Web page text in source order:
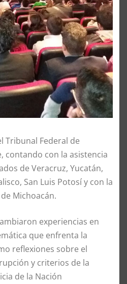
Tribunal Federal de
contando con la asistencia
de Veracruz, Yucatán,
San Luis Potosí y con la
Michoacán.
experiencias en
que enfrenta la
reflexiones sobre el
y criterios de la
de la Nación